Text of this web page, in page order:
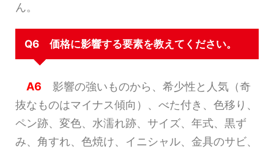
ん。
Q6 価格に影響する要素を教えてください。
A6 影響の強いものから、希少性と人気（奇
抜なものはマイナス傾向）、べた付き、色移り、
ペン跡、変色、水濡れ跡、サイズ、年式、黒ず
み、角すれ、色焼け、イニシャル、金具のサビ、